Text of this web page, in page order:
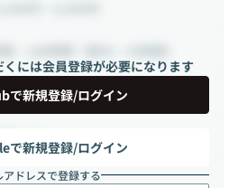
には会員登録が必要になります
で新規登録/ログイン
で新規登録/ログイン
アドレスで登録する
託